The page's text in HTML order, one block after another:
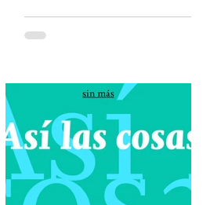
códigos de ética, defensores de las
diferenciar información de opinión. La
medida desató críticas de medios,
periodistas y la oposición, que advierten
que podría abrir la puerta a la censura y
permitir que el Estado influya en la
definición de qué información es veraz.